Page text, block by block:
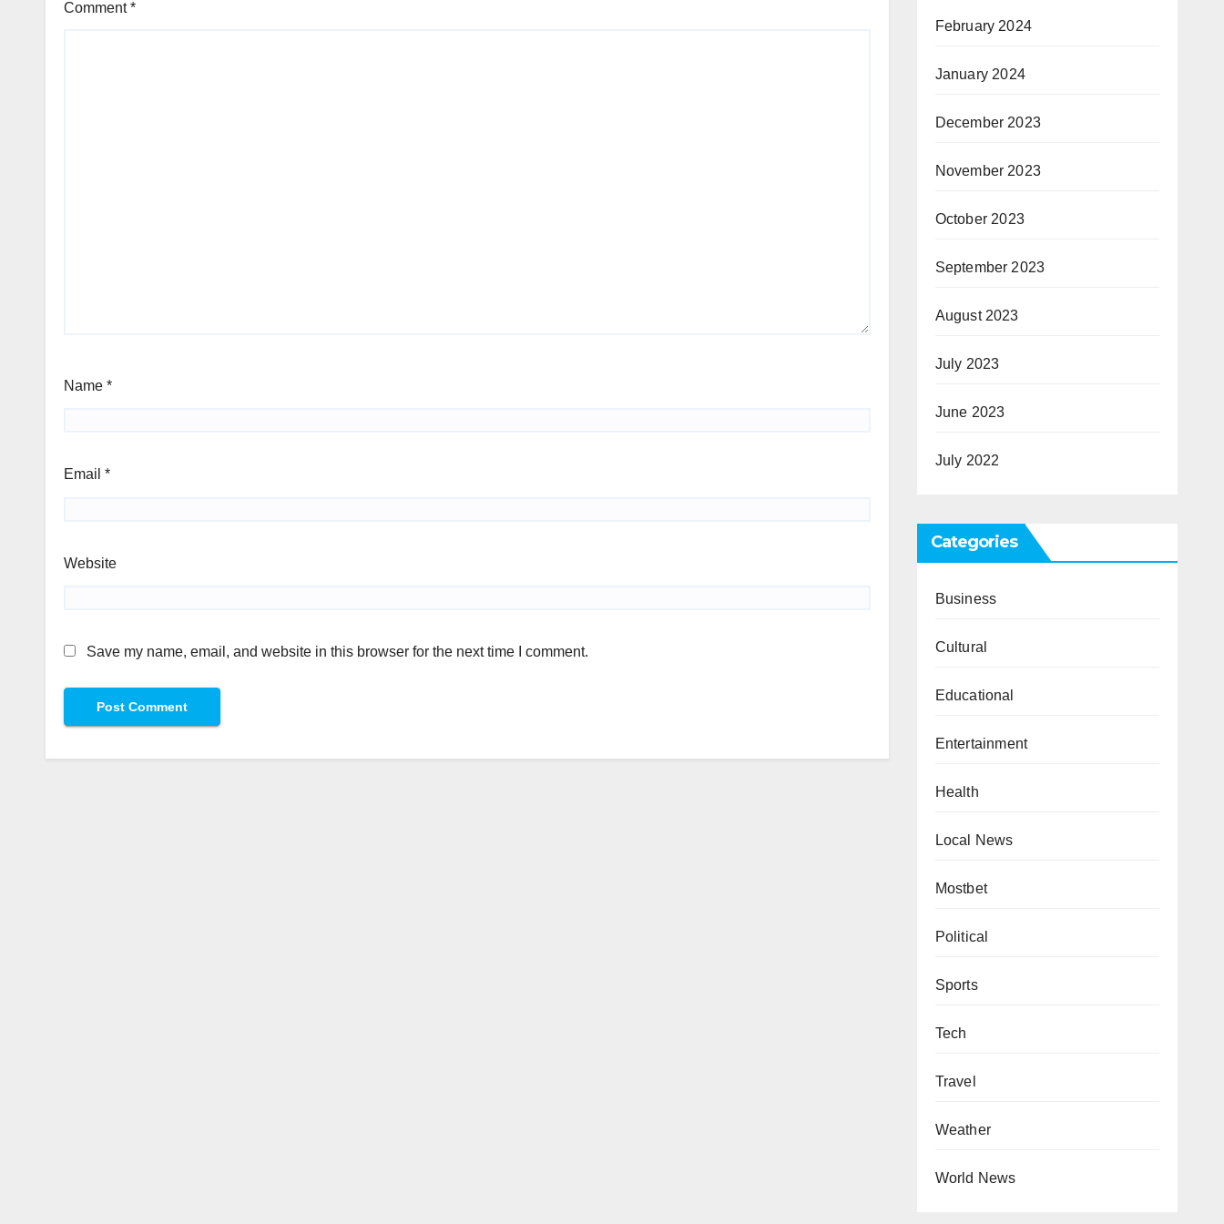
Comment*
Name *
Email *
Website
Save my name, email, and website in this browser for the next time I comment.
February 2024
January 2024
December 2023
November 2023
October 2023
September 2023
August 2023
July 2023
June 2023
July 2022
Categories
Business
Cultural
Educational
Entertainment
Health
Local News
Mostbet
Political
Sports
Tech
Travel
Weather
World News